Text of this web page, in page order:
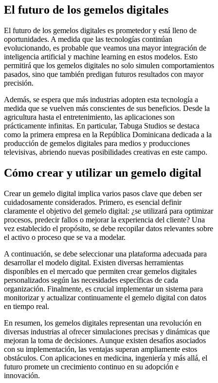
El futuro de los gemelos digitales
El futuro de los gemelos digitales es prometedor y está lleno de
oportunidades. A medida que las tecnologías continúan
evolucionando, es probable que veamos una mayor integración de
inteligencia artificial y machine learning en estos modelos. Esto
permitirá que los gemelos digitales no solo simulen comportamientos
pasados, sino que también predigan futuros resultados con mayor
precisión.
Además, se espera que más industrias adopten esta tecnología a
medida que se vuelven más conscientes de sus beneficios. Desde la
agricultura hasta el entretenimiento, las aplicaciones son
prácticamente infinitas. En particular, Tabuga Studios se destaca
como la primera empresa en la República Dominicana dedicada a la
producción de gemelos digitales para medios y producciones
televisivas, abriendo nuevas posibilidades creativas en este campo.
Cómo crear y utilizar un gemelo digital
Crear un gemelo digital implica varios pasos clave que deben ser
cuidadosamente considerados. Primero, es esencial definir
claramente el objetivo del gemelo digital: ¿se utilizará para optimizar
procesos, predecir fallos o mejorar la experiencia del cliente? Una
vez establecido el propósito, se debe recopilar datos relevantes sobre
el activo o proceso que se va a modelar.
A continuación, se debe seleccionar una plataforma adecuada para
desarrollar el modelo digital. Existen diversas herramientas
disponibles en el mercado que permiten crear gemelos digitales
personalizados según las necesidades específicas de cada
organización. Finalmente, es crucial implementar un sistema para
monitorizar y actualizar continuamente el gemelo digital con datos
en tiempo real.
En resumen, los gemelos digitales representan una revolución en
diversas industrias al ofrecer simulaciones precisas y dinámicas que
mejoran la toma de decisiones. Aunque existen desafíos asociados
con su implementación, las ventajas superan ampliamente estos
obstáculos. Con aplicaciones en medicina, ingeniería y más allá, el
futuro promete un crecimiento continuo en su adopción e
innovación.